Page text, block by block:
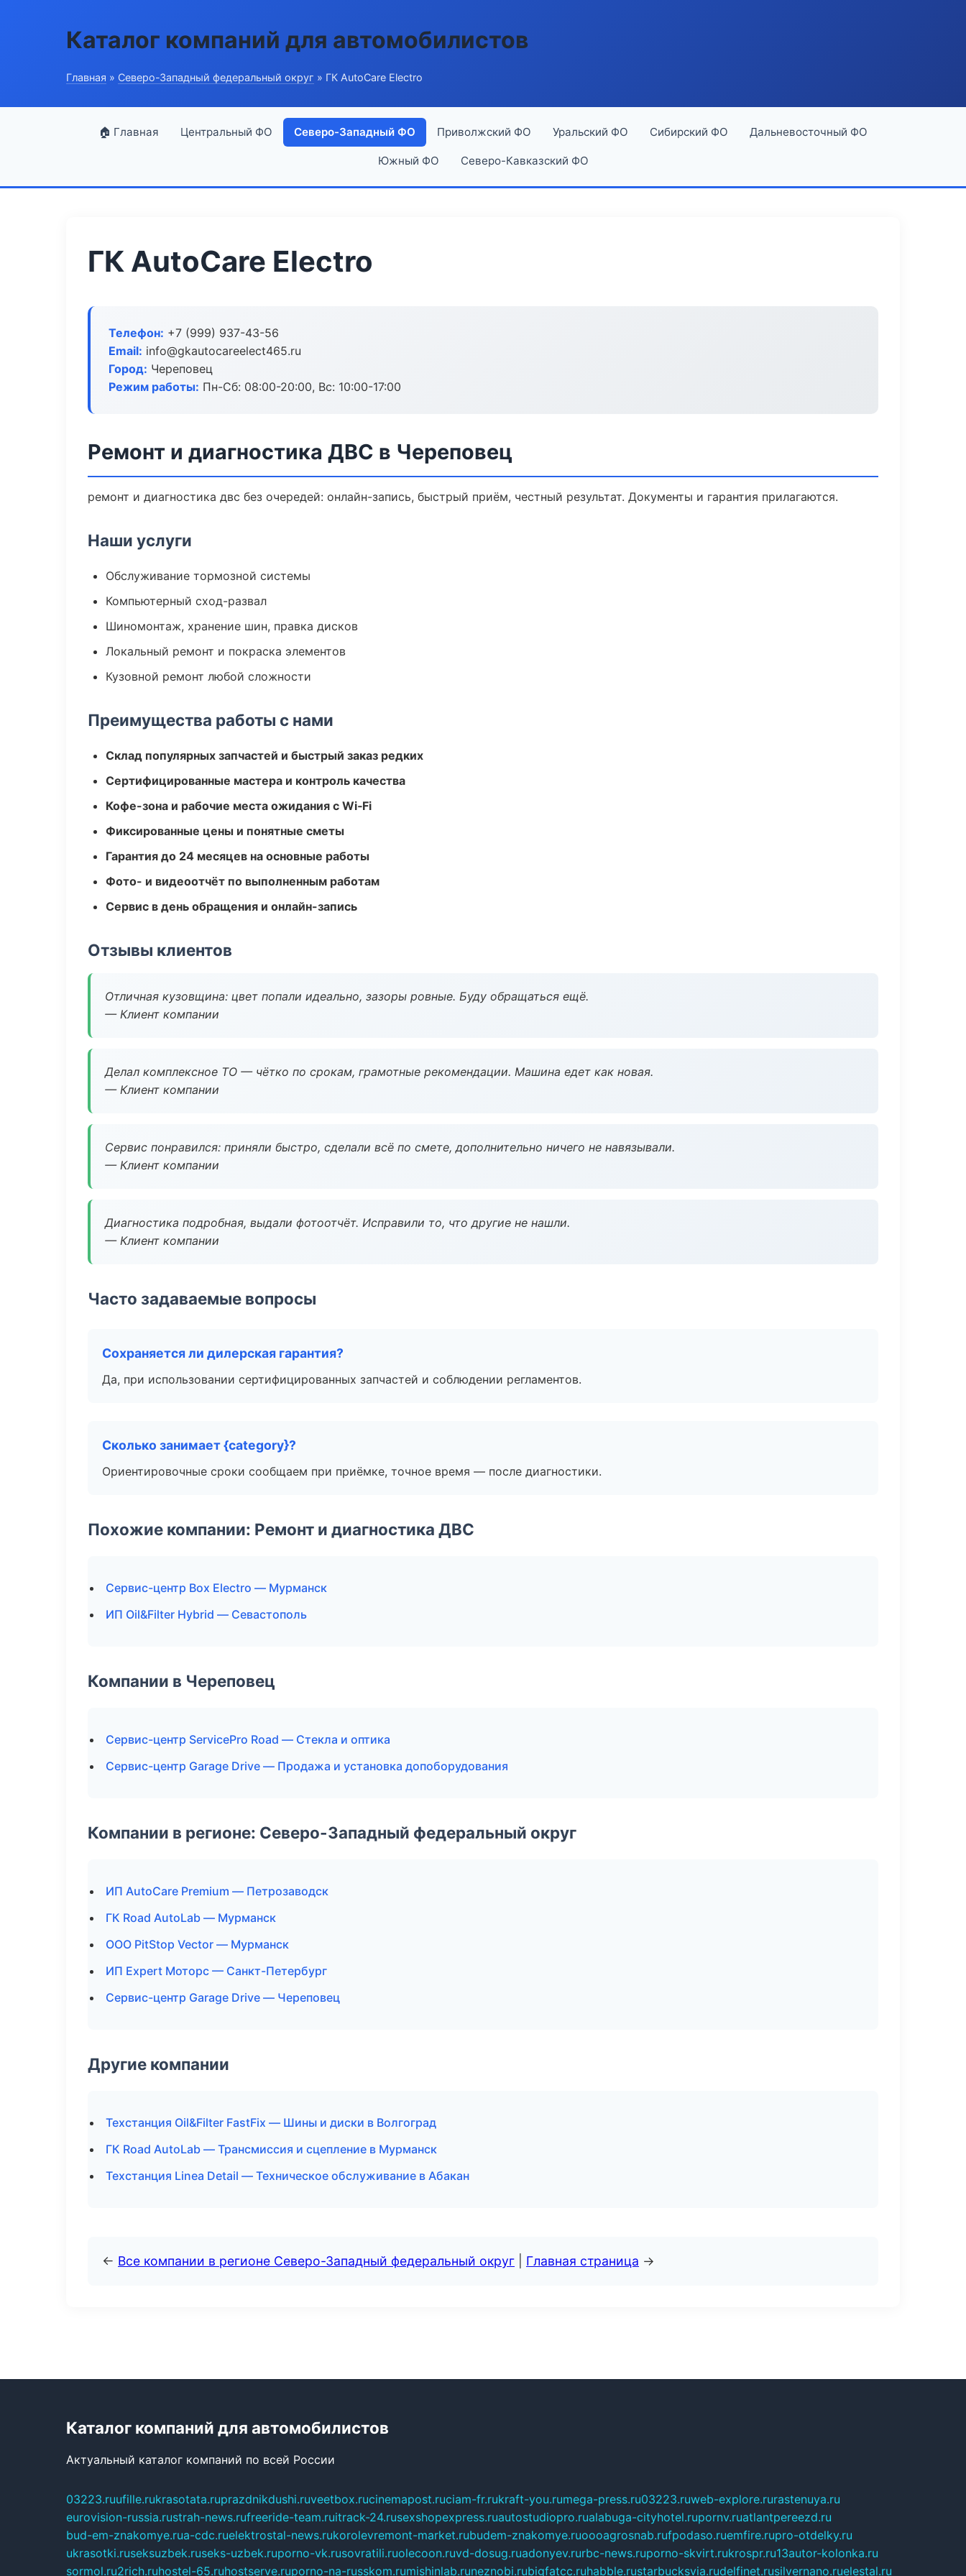
Каталог компаний для автомобилистов
Главная » Северо-Западный федеральный округ » ГК AutoCare Electro
🏠 Главная Центральный ФО Северо-Западный ФО Приволжский ФО Уральский ФО Сибирский ФО Дальневосточный ФО
Южный ФО Северо-Кавказский ФО
ГК AutoCare Electro
Телефон: +7 (999) 937-43-56
Email: info@gkautocareelect465.ru
Город: Череповец
Режим работы: Пн-Сб: 08:00-20:00, Вс: 10:00-17:00
Ремонт и диагностика ДВС в Череповец
ремонт и диагностика двс без очередей: онлайн-запись, быстрый приём, честный результат. Документы и гарантия прилагаются.
Наши услуги
Обслуживание тормозной системы
Компьютерный сход-развал
Шиномонтаж, хранение шин, правка дисков
Локальный ремонт и покраска элементов
Кузовной ремонт любой сложности
Преимущества работы с нами
Склад популярных запчастей и быстрый заказ редких
Сертифицированные мастера и контроль качества
Кофе-зона и рабочие места ожидания с Wi‑Fi
Фиксированные цены и понятные сметы
Гарантия до 24 месяцев на основные работы
Фото- и видеоотчёт по выполненным работам
Сервис в день обращения и онлайн-запись
Отзывы клиентов
Отличная кузовщина: цвет попали идеально, зазоры ровные. Буду обращаться ещё.
— Клиент компании
Делал комплексное ТО — чётко по срокам, грамотные рекомендации. Машина едет как новая.
— Клиент компании
Сервис понравился: приняли быстро, сделали всё по смете, дополнительно ничего не навязывали.
— Клиент компании
Диагностика подробная, выдали фотоотчёт. Исправили то, что другие не нашли.
— Клиент компании
Часто задаваемые вопросы
Сохраняется ли дилерская гарантия?
Да, при использовании сертифицированных запчастей и соблюдении регламентов.
Сколько занимает {category}?
Ориентировочные сроки сообщаем при приёмке, точное время — после диагностики.
Похожие компании: Ремонт и диагностика ДВС
Сервис-центр Box Electro — Мурманск
ИП Oil&Filter Hybrid — Севастополь
Компании в Череповец
Сервис-центр ServicePro Road — Стекла и оптика
Сервис-центр Garage Drive — Продажа и установка допоборудования
Компании в регионе: Северо-Западный федеральный округ
ИП AutoCare Premium — Петрозаводск
ГК Road AutoLab — Мурманск
ООО PitStop Vector — Мурманск
ИП Expert Моторс — Санкт-Петербург
Сервис-центр Garage Drive — Череповец
Другие компании
Техстанция Oil&Filter FastFix — Шины и диски в Волгоград
ГК Road AutoLab — Трансмиссия и сцепление в Мурманск
Техстанция Linea Detail — Техническое обслуживание в Абакан
← Все компании в регионе Северо-Западный федеральный округ Главная страница →
Каталог компаний для автомобилистов
Актуальный каталог компаний по всей России
03223.ruufille.rukrasotata.ruprazdnikdushi.ruveetbox.rucinemapost.ruciam-fr.rukraft-you.rumega-press.ru03223.ruweb-explore.rurastenuya.ru
eurovision-russia.rustrah-news.rufreeride-team.ruitrack-24.rusexshopexpress.ruautostudiopro.rualabuga-cityhotel.rupornv.ruatlantpereezd.ru
bud-em-znakomye.rua-cdc.ruelektrostal-news.rukorolevremont-market.rubudem-znakomye.ruoooagrosnab.rufpodaso.ruemfire.rupro-otdelky.ru
ukrasotki.ruseksuzbek.ruseks-uzbek.ruporno-vk.rusovratili.ruolecoon.ruvd-dosug.ruadonyev.rurbc-news.ruporno-skvirt.rukrospr.ru13autor-kolonka.ru
sormol.ru2rich.ruhostel-65.ruhostserve.ruporno-na-russkom.rumishinlab.runeznobi.rubigfatcc.ruhabble.rustarbucksvia.rudelfinet.rusilvernano.ruelestal.ru